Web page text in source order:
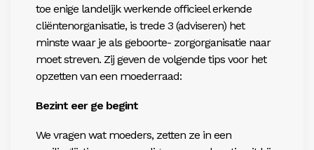
toe enige landelijk werkende officieel erkende
cliëntenorganisatie, is trede 3 (adviseren) het
minste waar je als geboorte- zorgorganisatie naar
moet streven. Zij geven de volgende tips voor het
opzetten van een moederraad:
Bezint eer ge begint
We vragen wat moeders, zetten ze in een